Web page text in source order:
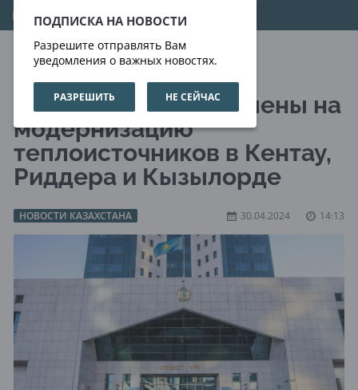
ПОДПИСКА НА НОВОСТИ
Разрешите отправлять Вам
уведомления о важных новостях.
РАЗРЕШИТЬ НЕ СЕЙЧАС
08.08.2026 16:19:15
16 млрд тенге выделены на
модернизацию
теплоисточников в Кентау,
Риддера и Кызылорде
НОВОСТИ КАЗАХСТАНА 30.04.2024 14:13